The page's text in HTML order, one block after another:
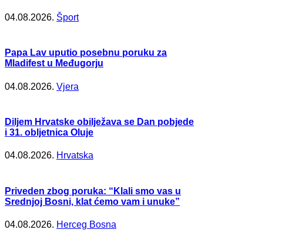
04.08.2026. Šport
Papa Lav uputio posebnu poruku za
Mladifest u Međugorju
04.08.2026. Vjera
Diljem Hrvatske obilježava se Dan pobjede
i 31. obljetnica Oluje
04.08.2026. Hrvatska
Priveden zbog poruka: “Klali smo vas u
Srednjoj Bosni, klat ćemo vam i unuke”
04.08.2026. Herceg Bosna